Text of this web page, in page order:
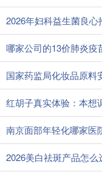
国家药监局化妆品原料